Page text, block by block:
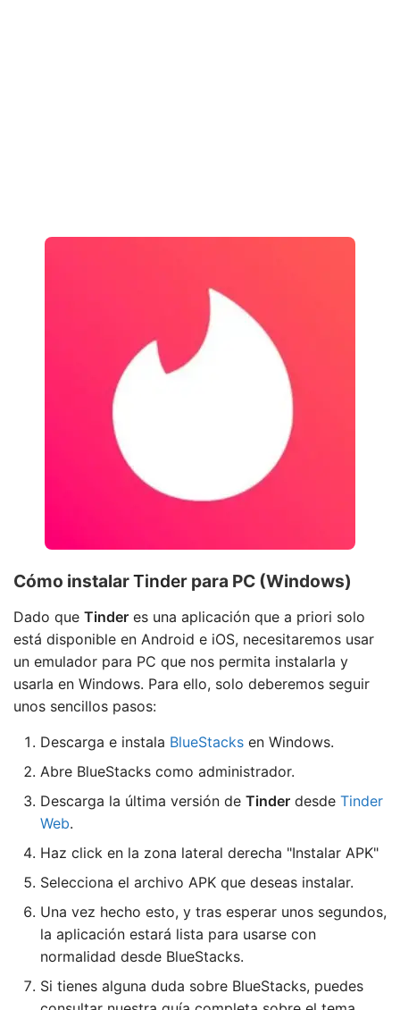
Cómo instalarTinder para PC (Windows)
Dado que Tinder es una aplicación que a priori solo
está disponible en Android e iOS, necesitaremos usar
un emulador para PC que nos permita instalarla y
usarla en Windows. Para ello, solo deberemos seguir
unos sencillos pasos:
Descarga e instala BlueStacks en Windows.
Abre BlueStacks como administrador.
Descarga la última versión de Tinder desde Tinder
Web.
Haz click en la zona lateral derecha "Instalar APK"
Selecciona el archivo APK que deseas instalar.
Una vez hecho esto, y tras esperar unos segundos,
la aplicación estará lista para usarse con
normalidad desde BlueStacks.
Si tienes alguna duda sobre BlueStacks, puedes